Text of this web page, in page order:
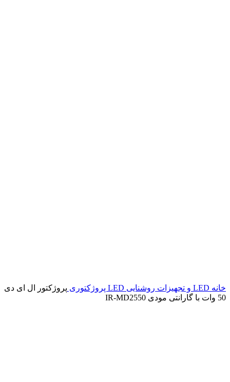
خانه LED و تجهیزات روشنایی LED پروژکتوری
پروژکتور ال ای دی
50 وات با گارانتی مودی IR-MD2550